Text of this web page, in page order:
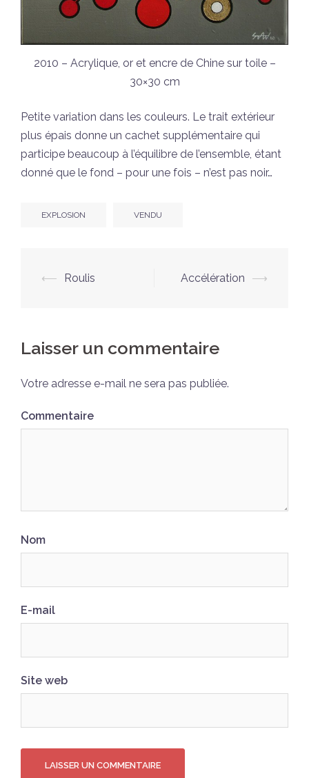
2010 – Acrylique, or et encre de Chine sur toile –
30×30 cm
Petite variation dans les couleurs. Le trait extérieur
plus épais donne un cachet supplémentaire qui
participe beaucoup à l’équilibre de l’ensemble, étant
donné que le fond – pour une fois – n’est pas noir…
EXPLOSION VENDU
Navigation
⟵ Roulis Accélération ⟶
Laisser un commentaire
Votre adresse e-mail ne sera pas publiée.
Commentaire
Nom
E-mail
Site web